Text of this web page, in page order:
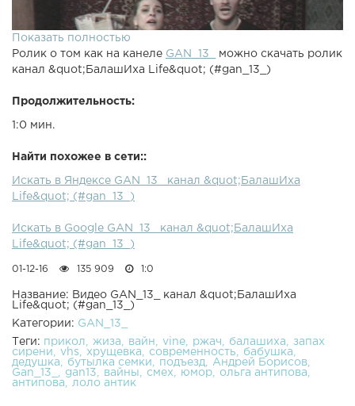
Показать полностью
Ролик о том как на канеле GAN_13_
можно скачать ролик
канал &quot;БалашИха Life&quot; (#gan_13_)
Продолжительность:
1:0 мин.
Найти похожее в сети::
Искать в Яндексе GAN_13_ канал &quot;БалашИха
Life&quot; (#gan_13_)
Искать в Google GAN_13_ канал &quot;БалашИха
Life&quot; (#gan_13_)
01-12-16 135 909 1:0
Название: Видео GAN_13_ канал &quot;БалашИха
Life&quot; (#gan_13_)
Категории: GAN_13_
Теги: прикол жиза вайн vine ржач балашиха
запах
сирени
vhs хрущевка современность
бабушка
дедушка
бутылка семки подъезд
Андрей Борисов
Gan_13_
gan13 вайны смех юмор
ольга антипова
антипова
лоло антик